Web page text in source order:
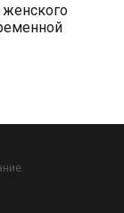
женского